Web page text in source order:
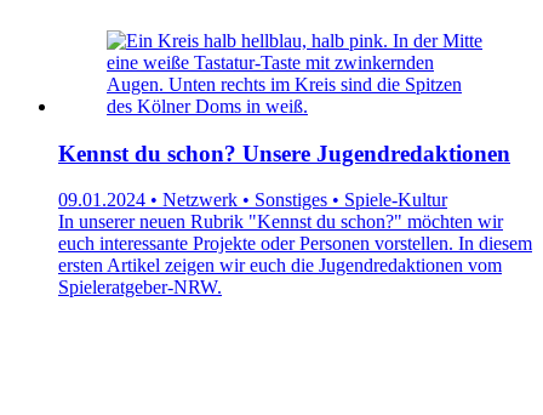
Kennst du schon? Unsere Jugendredaktionen
09.01.2024 • Netzwerk • Sonstiges • Spiele-Kultur
In unserer neuen Rubrik "Kennst du schon?" möchten wir
euch interessante Projekte oder Personen vorstellen. In diesem
ersten Artikel zeigen wir euch die Jugendredaktionen vom
Spieleratgeber-NRW.